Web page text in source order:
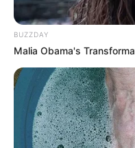
BUZZDAY
Malia Obama's